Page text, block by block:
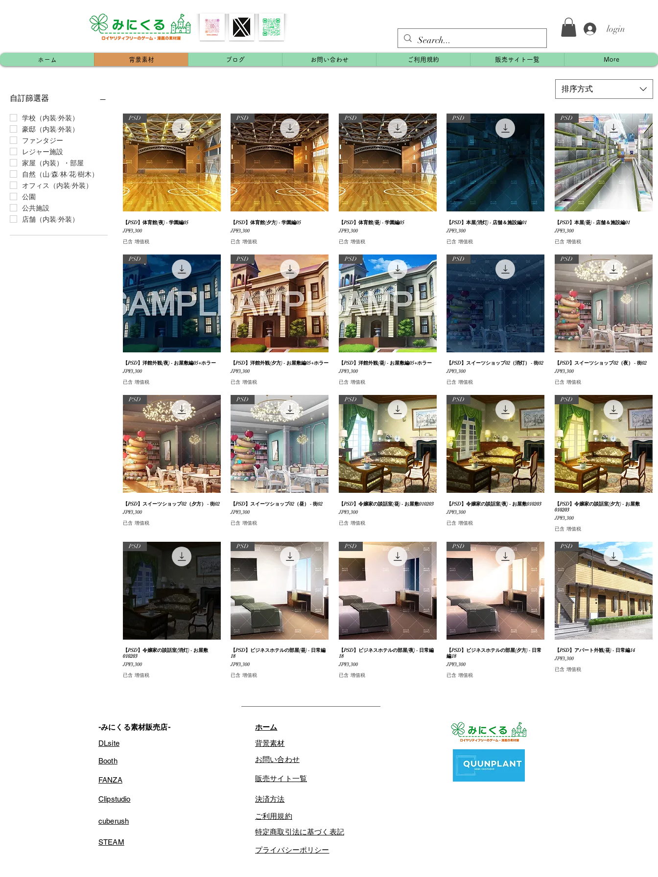
login
ホーム 背景素材 ブログ お問い合わせ ご利用規約 販売サイト一覧 More
自訂篩選器
学校（内装/外装）
豪邸（内装/外装）
ファンタジー
レジャー施設
家屋（内装）・部屋
自然（山/森/林/花/樹木）
オフィス（内装/外装）
公園
公共施設
店舗（内装/外装）
排序方式
快速瀏覽
PSD
【PSD】体育館(夜) - 学園編05
價格
JP¥3,300
已含 增值税
快速瀏覽
PSD
【PSD】体育館(夕方) - 学園編05
價格
JP¥3,300
已含 增值税
快速瀏覽
PSD
【PSD】体育館(昼) - 学園編05
價格
JP¥3,300
已含 增值税
快速瀏覽
PSD
【PSD】本屋(消灯) - 店舗＆施設編01
價格
JP¥3,300
已含 增值税
快速瀏覽
PSD
【PSD】本屋(昼) - 店舗＆施設編01
價格
JP¥3,300
已含 增值税
快速瀏覽
PSD
【PSD】洋館外観(夜) - お屋敷編05+ホラー
價格
JP¥3,300
已含 增值税
快速瀏覽
PSD
【PSD】洋館外観(夕方) - お屋敷編05+ホラー
價格
JP¥3,300
已含 增值税
快速瀏覽
PSD
【PSD】洋館外観(昼) - お屋敷編05+ホラー
價格
JP¥3,300
已含 增值税
快速瀏覽
PSD
【PSD】スイーツショップ02（消灯） - 街02
價格
JP¥3,300
已含 增值税
快速瀏覽
PSD
【PSD】スイーツショップ02（夜） - 街02
價格
JP¥3,300
已含 增值税
快速瀏覽
PSD
【PSD】スイーツショップ02（夕方） - 街02
價格
JP¥3,300
已含 增值税
快速瀏覽
PSD
【PSD】スイーツショップ02（昼） - 街02
價格
JP¥3,300
已含 增值税
快速瀏覽
PSD
【PSD】令嬢家の談話室(昼) - お屋敷010203
價格
JP¥3,300
已含 增值税
快速瀏覽
PSD
【PSD】令嬢家の談話室(夜) - お屋敷010203
價格
JP¥3,300
已含 增值税
快速瀏覽
PSD
【PSD】令嬢家の談話室(夕方) - お屋敷
010203
價格
JP¥3,300
已含 增值税
快速瀏覽
PSD
【PSD】令嬢家の談話室(消灯) - お屋敷
010203
價格
JP¥3,300
已含 增值税
快速瀏覽
PSD
【PSD】ビジネスホテルの部屋(昼) - 日常編
18
價格
JP¥3,300
已含 增值税
快速瀏覽
PSD
【PSD】ビジネスホテルの部屋(夜) - 日常編
18
價格
JP¥3,300
已含 增值税
快速瀏覽
PSD
【PSD】ビジネスホテルの部屋(夕方) - 日常
編18
價格
JP¥3,300
已含 增值税
快速瀏覽
PSD
【PSD】アパート外観(昼) - 日常編14
價格
JP¥3,300
已含 增值税
-みにくる素材販売店-
DLsite
Booth
FANZA
Clipstudio
cuberush
ホーム
背景素材
お問い合わせ
販売サイト一覧
決済方法
ご利用規約
特定商取引法に基づく表記
STEAM
プライバシーポリシー